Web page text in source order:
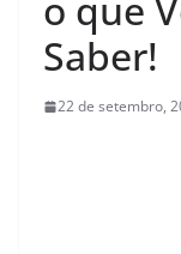
Saber!
22 de setembro,